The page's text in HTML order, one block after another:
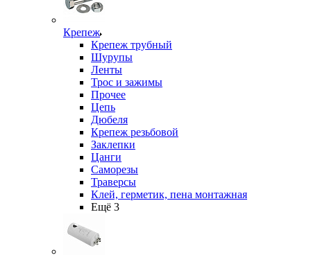
Крепеж
Крепеж трубный
Шурупы
Ленты
Трос и зажимы
Прочее
Цепь
Дюбеля
Крепеж резьбовой
Заклепки
Цанги
Саморезы
Траверсы
Клей, герметик, пена монтажная
Ещё 3